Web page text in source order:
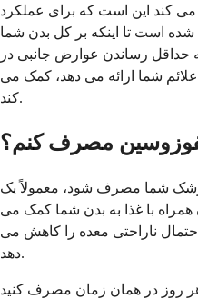
می کند این است که برای عملکرد
است تا اینکه بر کل بدن شما
حداقل رساندن عوارض جانبی در
شما ارائه می دهد، کمک می
کند.
مصرف کنم؟
پزشک شما مصرف شود، معمولاً یک
همراه با غذا به بدن شما کمک می
ناراحتی معده را کاهش می
دهد.
روز در همان زمان مصرف کنید